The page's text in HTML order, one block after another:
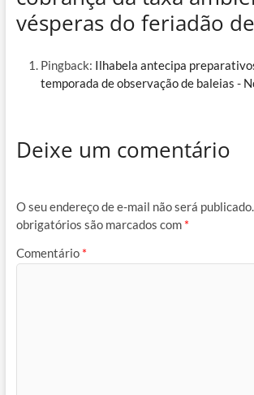
vésperas do feriadão de
Pingback: Ilhabela antecipa
temporada de observação de baleias -
Deixe um comentário
O seu endereço de e-mail não será publicado.
obrigatórios são marcados com *
Comentário *